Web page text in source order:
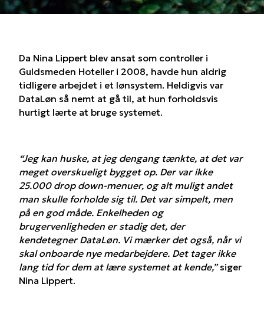
Da Nina Lippert blev ansat som controller i
Guldsmeden Hoteller i 2008, havde hun aldrig
tidligere arbejdet i et lønsystem. Heldigvis var
DataLøn så nemt at gå til, at hun forholdsvis
hurtigt lærte at bruge systemet.
“Jeg kan huske, at jeg dengang tænkte, at det var
meget overskueligt bygget op. Der var ikke
25.000 drop down-menuer, og alt muligt andet
man skulle forholde sig til. Det var simpelt, men
på en god måde. Enkelheden og
brugervenligheden er stadig det, der
kendetegner DataLøn. Vi mærker det også, når vi
skal onboarde nye medarbejdere. Det tager ikke
lang tid for dem at lære systemet at kende,”siger
Nina Lippert.